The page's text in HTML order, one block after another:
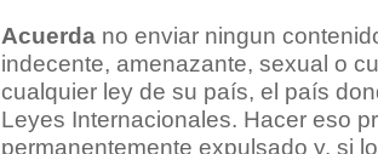
Acuerdano enviar ningun
indecente, amenazante, sexual o
cualquier ley de su país, el país
Leyes Internacionales. Hacer eso
permanentemente expulsado y, si